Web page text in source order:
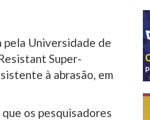
pela Universidade de
Super-
à abrasão, em
os pesquisadores